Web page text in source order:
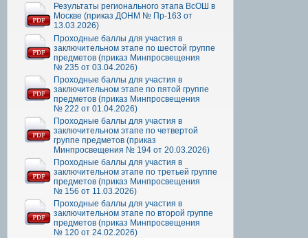
Результаты регионального этапа ВсОШ в
Москве (приказ ДОНМ № Пр-163 от
13.03.2026)
Проходные баллы для участия в
заключительном этапе по шестой группе
предметов (приказ Минпросвещения
№ 235 от 03.04.2026)
Проходные баллы для участия в
заключительном этапе по пятой группе
предметов (приказ Минпросвещения
№ 222 от 01.04.2026)
Проходные баллы для участия в
заключительном этапе по четвертой
группе предметов (приказ
Минпросвещения № 194 от 20.03.2026)
Проходные баллы для участия в
заключительном этапе по третьей группе
предметов (приказ Минпросвещения
№ 156 от 11.03.2026)
Проходные баллы для участия в
заключительном этапе по второй группе
предметов (приказ Минпросвещения
№ 120 от 24.02.2026)